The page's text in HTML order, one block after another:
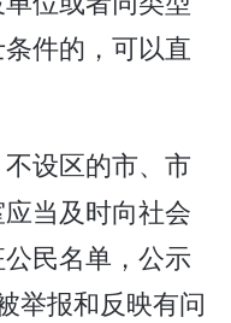
件的，可以直
设区的市、市
当及时向社会
民名单，公示
举报和反映有问